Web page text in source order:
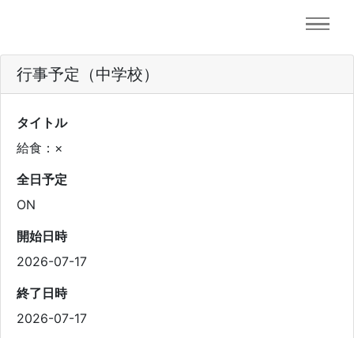
行事予定（中学校）
タイトル
給食：×
全日予定
ON
開始日時
2026-07-17
終了日時
2026-07-17